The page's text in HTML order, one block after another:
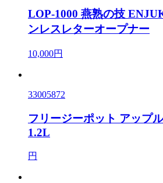
LOP-1000 燕熟の技
ンレスレターオープナー
10,000円
33005872
フリージーポット アップ
1.2L
円